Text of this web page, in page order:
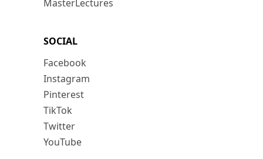
MasterLectures
SOCIAL
Facebook
Instagram
Pinterest
TikTok
Twitter
YouTube